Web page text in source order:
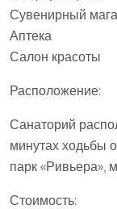
Сувенирный
Аптека
Салон красоты
Расположение:
Санаторий
минутах ходьбы
парк «Ривьера»,
Стоимость: